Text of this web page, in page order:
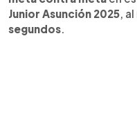
Junior Asunción 2025,
segundos.